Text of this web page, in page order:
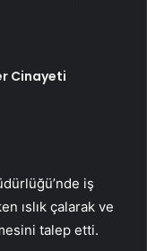
Cinayeti
iş
ıslık çalarak ve
talep etti.